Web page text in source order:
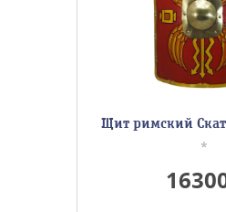
Щит римский
*